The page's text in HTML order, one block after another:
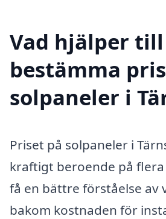
Vad hjälper
bestämma
solpaneler i
Priset på solpaneler i
kraftigt beroende på
få en bättre förståelse av
bakom kostnaden för